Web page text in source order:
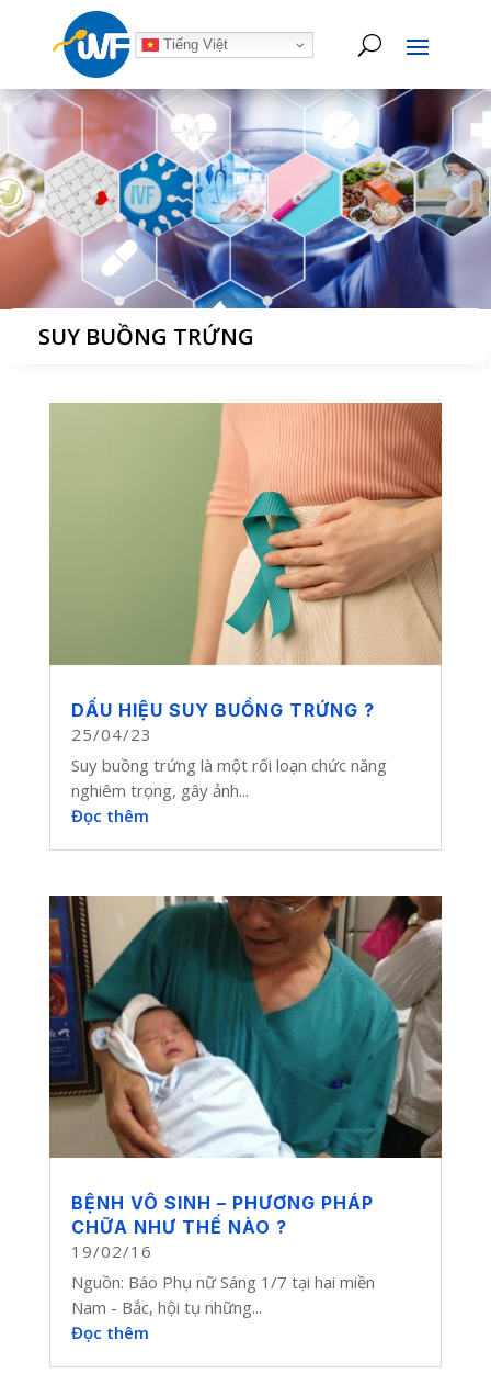
Tiếng Việt
SUY BUỒNG TRỨNG
DẤU HIỆU SUY BUỒNG TRỨNG ?
25/04/23
Suy buồng trứng là một rối loạn chức năng
nghiêm trọng, gây ảnh...
Đọc thêm
BỆNH VÔ SINH – PHƯƠNG PHÁP
CHỮA NHƯ THẾ NÀO ?
19/02/16
Nguồn: Báo Phụ nữ Sáng 1/7 tại hai miền
Nam - Bắc, hội tụ những...
Đọc thêm